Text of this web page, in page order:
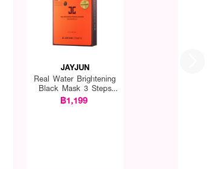
JAYJUN
Real Water Brightening
Black Mask 3 Steps
25ML
฿1,199